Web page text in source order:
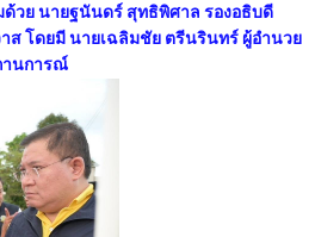
วย นายฐนันดร์ สุทธิพิศาล รองอธิบดี
โดยมี นายเฉลิมชัย ตรีนรินทร์ ผู้อำนวย
านการณ์